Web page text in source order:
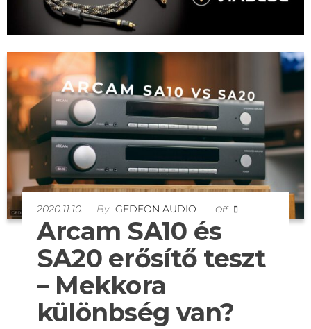
2020.11.10. By GEDEON AUDIO Off
Arcam SA10 és
SA20 erősítő teszt
– Mekkora
különbség van?